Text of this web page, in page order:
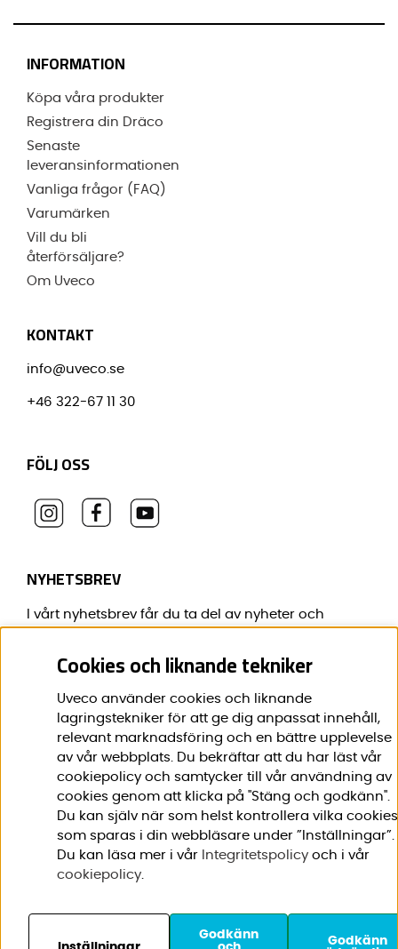
INFORMATION
Köpa våra produkter
Registrera din Dräco
Senaste
leveransinformationen
Vanliga frågor (FAQ)
Varumärken
Vill du bli
återförsäljare?
Om Uveco
KONTAKT
info@uveco.se
+46 322-67 11 30
FÖLJ OSS
NYHETSBREV
I vårt nyhetsbrev får du ta del av nyheter och
Förnamn:*
© 2020-2026 Uveco AB. Vi
Cookies och liknande tekniker
Uveco använder cookies och liknande
lagringstekniker för att ge dig anpassat innehåll,
relevant marknadsföring och en bättre upplevelse
av vår webbplats. Du bekräftar att du har läst vår
cookiepolicy och samtycker till vår användning av
cookies genom att klicka på "Stäng och godkänn".
Du kan själv när som helst kontrollera vilka cookies
som sparas i din webbläsare under ”Inställningar”.
Du kan läsa mer i vår Integritetspolicy och i vår
cookiepolicy.
Godkänn
Godkänn